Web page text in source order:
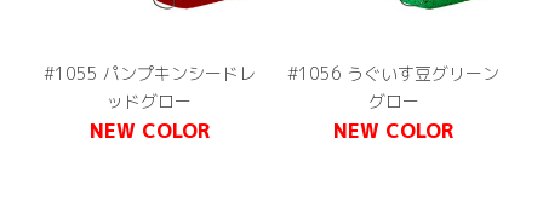
#1055 パンプキンシードレ
ッドグロー
NEW COLOR
#1056 うぐいす豆グリーン
グロー
NEW COLOR